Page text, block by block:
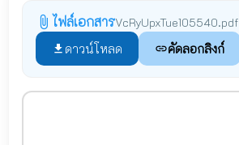
attach_file ไฟล์เอกสารVcRyUpxTue105540.pdf
file_download ดาวน์โหลด linkคัดลอกลิงก์